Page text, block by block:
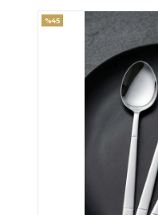
%30